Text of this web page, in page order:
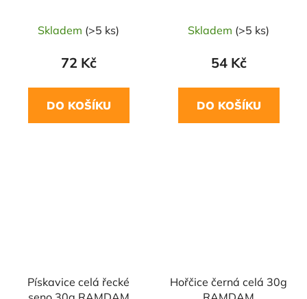
Skladem (>5 ks)
72 Kč
DO KOŠÍKU
Skladem (>5 ks)
54 Kč
DO KOŠÍKU
Pískavice celá řecké
Hořčice černá celá 30g